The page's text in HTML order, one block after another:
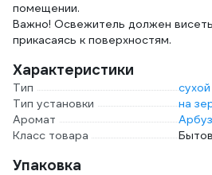
помещении.
Важно! Освежитель должен
прикасаясь к поверхностям.
Характеристики
Тип
сухой
Тип установки
на
Аромат
Арбуз
Класс товара
Упаковка